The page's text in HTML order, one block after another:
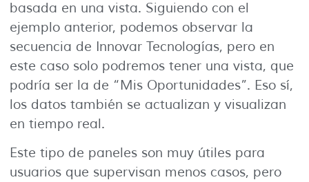
basada en una vista. Siguiendo con el
ejemplo anterior, podemos observar la
secuencia de Innovar Tecnologías, pero en
este caso solo podremos tener una vista, que
podría ser la de “Mis Oportunidades”. Eso sí,
los datos también se actualizan y visualizan
en tiempo real.
Este tipo de paneles son muy útiles para
usuarios que supervisan menos casos, pero